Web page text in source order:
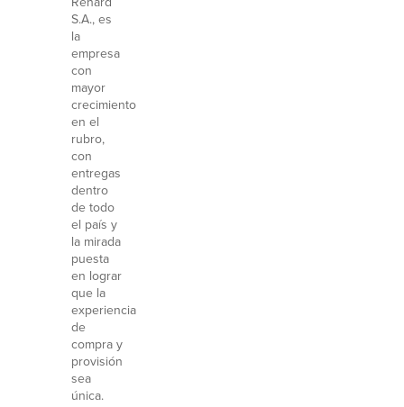
S.A., es
la
empresa
con
mayor
crecimiento
en el
rubro,
con
entregas
dentro
de todo
el país y
la mirada
puesta
en lograr
que la
experiencia
de
compra y
provisión
sea
única.